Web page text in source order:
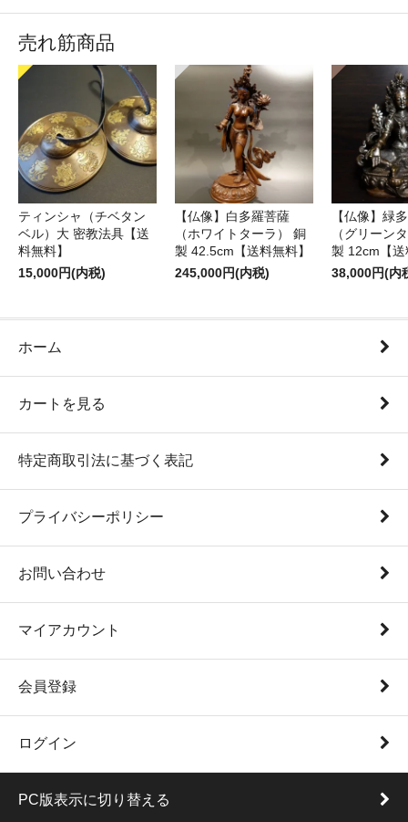
売れ筋商品
ティンシャ（チベタン
ベル）大 密教法具【送
料無料】
15,000円(内税)
【仏像】白多羅菩薩
（ホワイトターラ） 銅
製 42.5cm【送料無料】
245,000円(内税)
【仏像】緑
（グリーン
製 12cm【
38,000円(内
ホーム
カートを見る
特定商取引法に基づく表記
プライバシーポリシー
お問い合わせ
マイアカウント
会員登録
ログイン
PC版表示に切り替える